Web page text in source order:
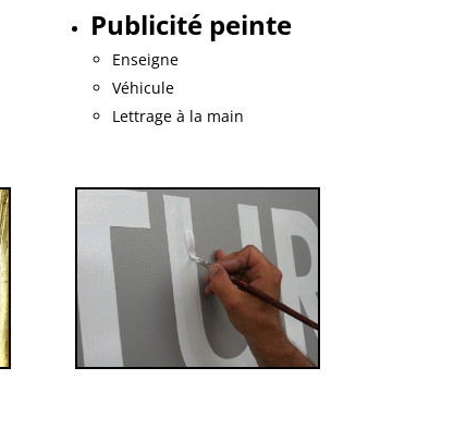
Publicité peinte
Enseigne
Véhicule
Lettrage à la main